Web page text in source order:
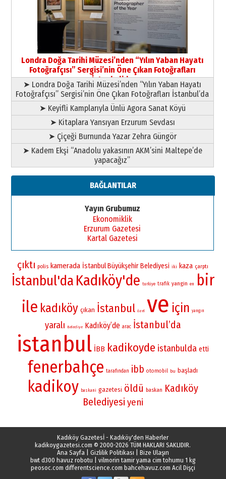
Londra Doğa Tarihi Müzesi’nden “Yılın Yaban Hayatı
Fotoğrafçısı” Sergisi’nin Öne Çıkan Fotoğrafları
İstanbul’da
➤ Londra Doğa Tarihi Müzesi’nden “Yılın Yaban Hayatı
Fotoğrafçısı” Sergisi’nin Öne Çıkan Fotoğrafları İstanbul’da
➤ Keyifli Kamplarıyla Ünlü Agora Sanat Köyü
➤ Kitaplara Yansıyan Erzurum Sevdası
➤ Çiçeği Burnunda Yazar Zehra Güngör
➤ Kadem Ekşi “Anadolu yakasının AKM’sini Maltepe’de
yapacağız”
BAĞLANTILAR
Yayın Grubumuz
Ekonomiklik
Erzurum Gazetesi
Kartal Gazetesi
çıktı polis kamerada İstanbul Büyükşehir Belediyesi iki kaza çarptı
İstanbul'da Kadıköy'de turkiye trafik yangin en
bir
ile kadıköy çıkan İstanbul özel ve için yangın
yaralı Belediye Kadıköy’de arac İstanbul’da
istanbul İBB kadikoyde istanbulda etti
fenerbahçe tarafından ibb otomobil bu başladı
kadikoy baskani gazetesi öldü baskan Kadıköy
Belediyesi yeni
Kadıköy Gazetesİ - Kadıköy'den Haberler
kadikoygazetesi.com © 2000-2026 TÜM HAKLARI SAKLIDIR.
Ana Sayfa| Gizlilik Politikası
Bize Ulaşın
bwt d300 havuz robotu
vilmorin tamir yama cim tohumu 1 kg
peosoc.com differentscience.com bahcehavuz.com Acil Dişçi